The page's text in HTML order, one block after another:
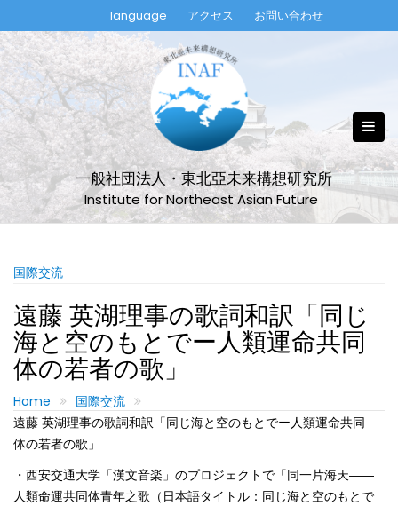
to
content
language アクセス お問い合わせ
一般社団法人・東北亞未来構想研究所
Institute for Northeast Asian Future
国際交流
遠藤 英湖理事の歌詞和訳「同じ
海と空のもとでー人類運命共同
体の若者の歌」
Home
国際交流
遠藤 英湖理事の歌詞和訳「同じ海と空のもとでー人類運命共同
体の若者の歌」
・西安交通大学「漢文音楽」のプロジェクトで「同一片海天――
人類命運共同体青年之歌（日本語タイトル：同じ海と空のもとで